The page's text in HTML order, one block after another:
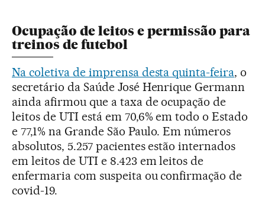
Ocupação de leitos e permissão para
treinos de futebol
Na coletiva de imprensa desta quinta-feira, o
secretário da Saúde José Henrique Germann
ainda afirmou que a taxa de ocupação de
leitos de UTI está em 70,6% em todo o Estado
e 77,1% na Grande São Paulo. Em números
absolutos, 5.257 pacientes estão internados
em leitos de UTI e 8.423 em leitos de
enfermaria com suspeita ou confirmação de
covid-19.